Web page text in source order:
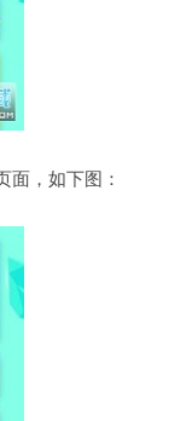
面，如下图：